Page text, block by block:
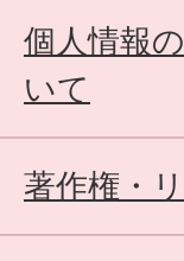
個人情報
いて
著作権・